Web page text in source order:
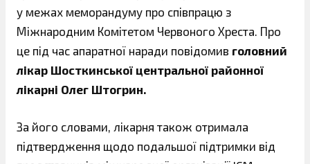
у межах меморандуму про співпрацю з
Міжнародним Комітетом Червоного Хреста. Про
це під час апаратної наради повідомив головний
лікар Шосткинської центральної районної
лікарні Олег Штогрин.
За його словами, лікарня також отримала
підтвердження щодо подальшої підтримки від